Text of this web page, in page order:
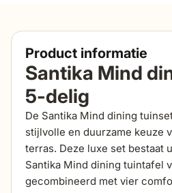
Product informatie
Santika Mind
5-delig
De Santika Mind dining
stijlvolle en duurzame keuze
terras. Deze luxe set bestaat
Santika Mind dining tuintafel
gecombineerd met vier